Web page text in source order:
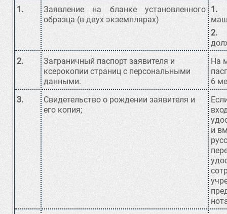
1.
Заявление на бланке установленного
образца (в двух экземплярах)
1.
2.
2.
Заграничный паспорт заявителя и
ксерокопии страниц с персональными
данными.
На
6
3.
Свидетельство о рождении заявителя и
его копия;
и